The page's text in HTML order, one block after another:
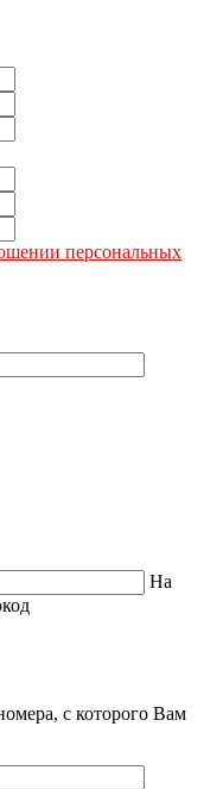
персональных
На
с которого Вам